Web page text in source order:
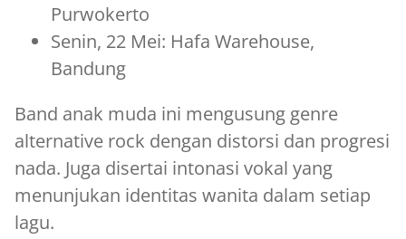
Purwokerto
Senin, 22 Mei: Hafa Warehouse,
Bandung
Band anak muda ini mengusung genre
alternative rock dengan distorsi dan progresi
nada. Juga disertai intonasi vokal yang
menunjukan identitas wanita dalam setiap
lagu.